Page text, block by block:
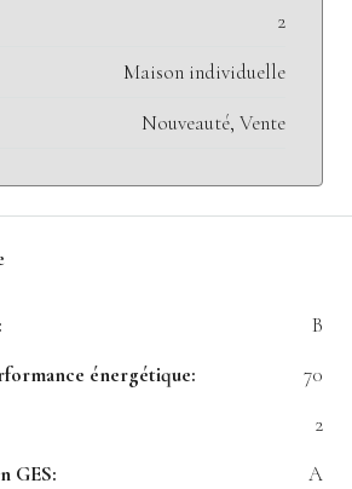
2
Maison individuelle
Nouveauté, Vente
B
énergétique:
70
2
GES:
A